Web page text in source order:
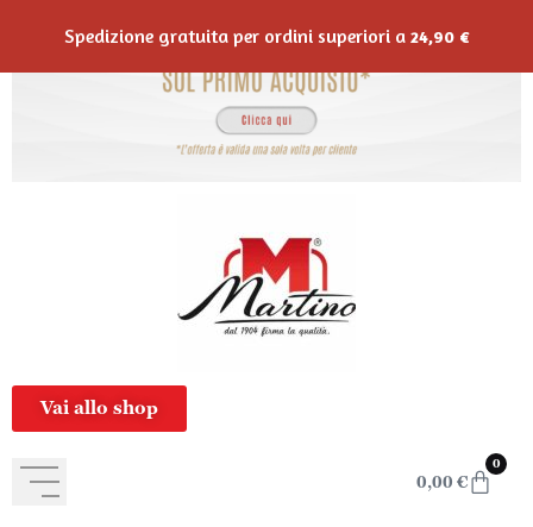
Vai allo shop
0,00 €
0
Spedizione gratuita per ordini superiori a 24,90 €